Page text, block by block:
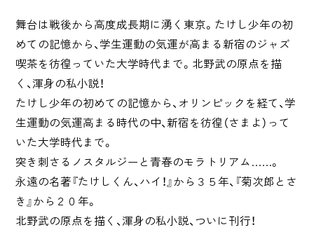
舞台は戦後から高度成長期に湧く東京。たけし少年の初
めての記憶から、学生運動の気運が高まる新宿のジャズ
喫茶を彷徨っていた大学時代まで。北野武の原点を描
く、渾身の私小説！
たけし少年の初めての記憶から、オリンピックを経て、学
生運動の気運高まる時代の中、新宿を彷徨（さまよ）って
いた大学時代まで。
突き刺さるノスタルジーと青春のモラトリアム……。
永遠の名著『たけしくん、ハイ！』から３５年、『菊次郎とさ
き』から２０年。
北野武の原点を描く、渾身の私小説、ついに刊行！